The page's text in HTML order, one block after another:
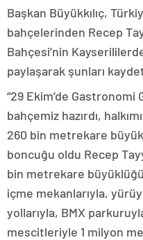
Başkan Büyükkılıç,
bahçelerinden Recep
Bahçesi’nin
paylaşarak şunları
“29 Ekim’de Gastronomi
bahçemiz hazırdı,
260 bin metrekare
boncuğu oldu Recep
bin metrekare
içme mekanlarıyla,
yollarıyla, BMX
mescitleriyle 1 milyon